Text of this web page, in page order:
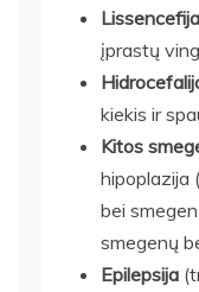
Lissencefija
įprastų
kiekis ir
Kitos
hipoplazija
bei
smegenų
Epilepsija